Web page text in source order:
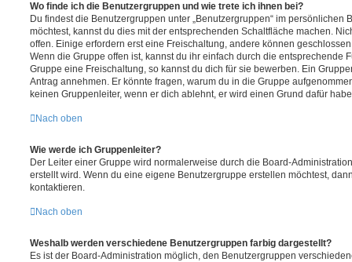
Wo finde ich die Benutzergruppen und wie trete ich ihnen bei?
Du findest die Benutzergruppen unter „Benutzergruppen“ im persönlichen
möchtest, kannst du dies mit der entsprechenden Schaltfläche machen.
offen. Einige erfordern erst eine Freischaltung, andere können
Wenn die Gruppe offen ist, kannst du ihr einfach durch die entsprechende
Gruppe eine Freischaltung, so kannst du dich für sie bewerben. Ein
Antrag annehmen. Er könnte fragen, warum du in die Gruppe
keinen Gruppenleiter, wenn er dich ablehnt, er wird einen Grund dafür
Nach oben
Wie werde ich Gruppenleiter?
Der Leiter einer Gruppe wird normalerweise durch die Board-
erstellt wird. Wenn du eine eigene Benutzergruppe erstellen möchtest,
kontaktieren.
Nach oben
Weshalb werden verschiedene Benutzergruppen farbig dargestellt?
Es ist der Board-Administration möglich, den Benutzergruppen